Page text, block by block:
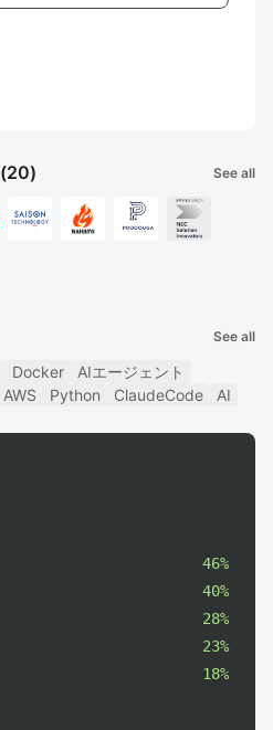
(20) See all
See all
Docker
AIエージェント
AWS Python ClaudeCode AI
46%
40%
28%
23%
18%